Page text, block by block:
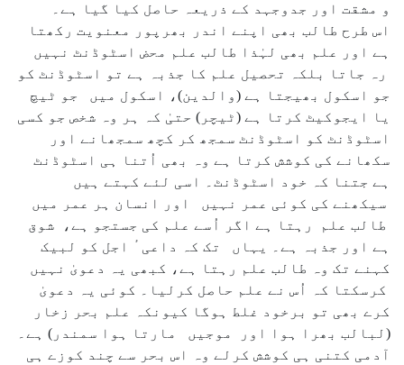
و مشقت اور جدوجہد کے ذریعہ حاصل کیا گیا ہے۔
اس طرح طالب بھی اپنے اندر بھرپور معنویت رکھتا
ہے اور علم بھی لہٰذا طالب علم محض اسٹوڈنٹ نہیں
رہ جاتا بلکہ تحصیل علم کا جذبہ ہے تو اسٹوڈنٹ کو
جو اسکول بھیجتا ہے (والدین)، اسکول میں جو ٹیچ
یا ایجوکیٹ کرتا ہے (ٹیچر) حتیٰ کہ ہر وہ شخص جو کسی
اسٹوڈنٹ کو اسٹوڈنٹ سمجھ کر کچھ سمجھانے اور
سکھانے کی کوشش کرتا ہے وہ بھی اُتنا ہی اسٹوڈنٹ
ہے جتنا کہ خود اسٹوڈنٹ۔ اسی لئے کہتے ہیں
سیکھنے کی کوئی عمر نہیں اور انسان ہر عمر میں
طالب علم رہتا ہے اگر اُسے علم کی جستجو ہے، شوق
ہے اور جذبہ ہے۔ یہاں تک کہ داعی ٔ اجل کو لبیک
کہنے تک وہ طالب علم رہتا ہے، کبھی یہ دعویٰ نہیں
کرسکتا کہ اُس نے علم حاصل کرلیا۔ کوئی یہ دعویٰ
کرے بھی تو برخود غلط ہوگا کیونکہ علم بحر زخار
(لبالب بھرا ہوا اور موجیں مارتا ہوا سمندر) ہے۔
آدمی کتنی ہی کوشش کرلے وہ اس بحر سے چند کوزے ہی